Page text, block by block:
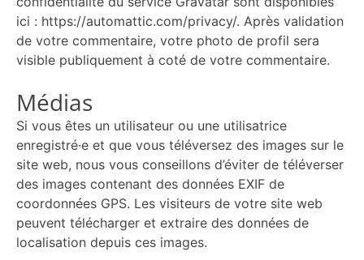
ici : https://automattic.com/privacy/. Après validation
de votre commentaire, votre photo de profil sera
visible publiquement à coté de votre commentaire.
Médias
Si vous êtes un utilisateur ou une utilisatrice
enregistré·e et que vous téléversez des images sur le
site web, nous vous conseillons d’éviter de téléverser
des images contenant des données EXIF de
coordonnées GPS. Les visiteurs de votre site web
peuvent télécharger et extraire des données de
localisation depuis ces images.